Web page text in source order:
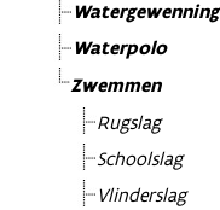
Watergewenning
Waterpolo
Zwemmen
Rugslag
Schoolslag
Vlinderslag